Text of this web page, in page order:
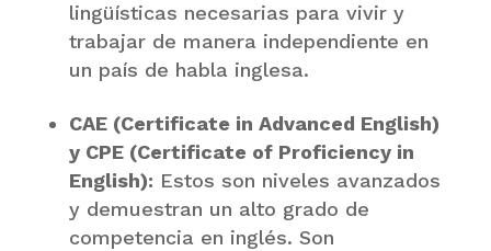
lingüísticas necesarias para vivir y
trabajar de manera independiente en
un país de habla inglesa.
CAE (Certificate in Advanced English)
y CPE (Certificate of Proficiency in
English): Estos son niveles avanzados
y demuestran un alto grado de
competencia en inglés. Son